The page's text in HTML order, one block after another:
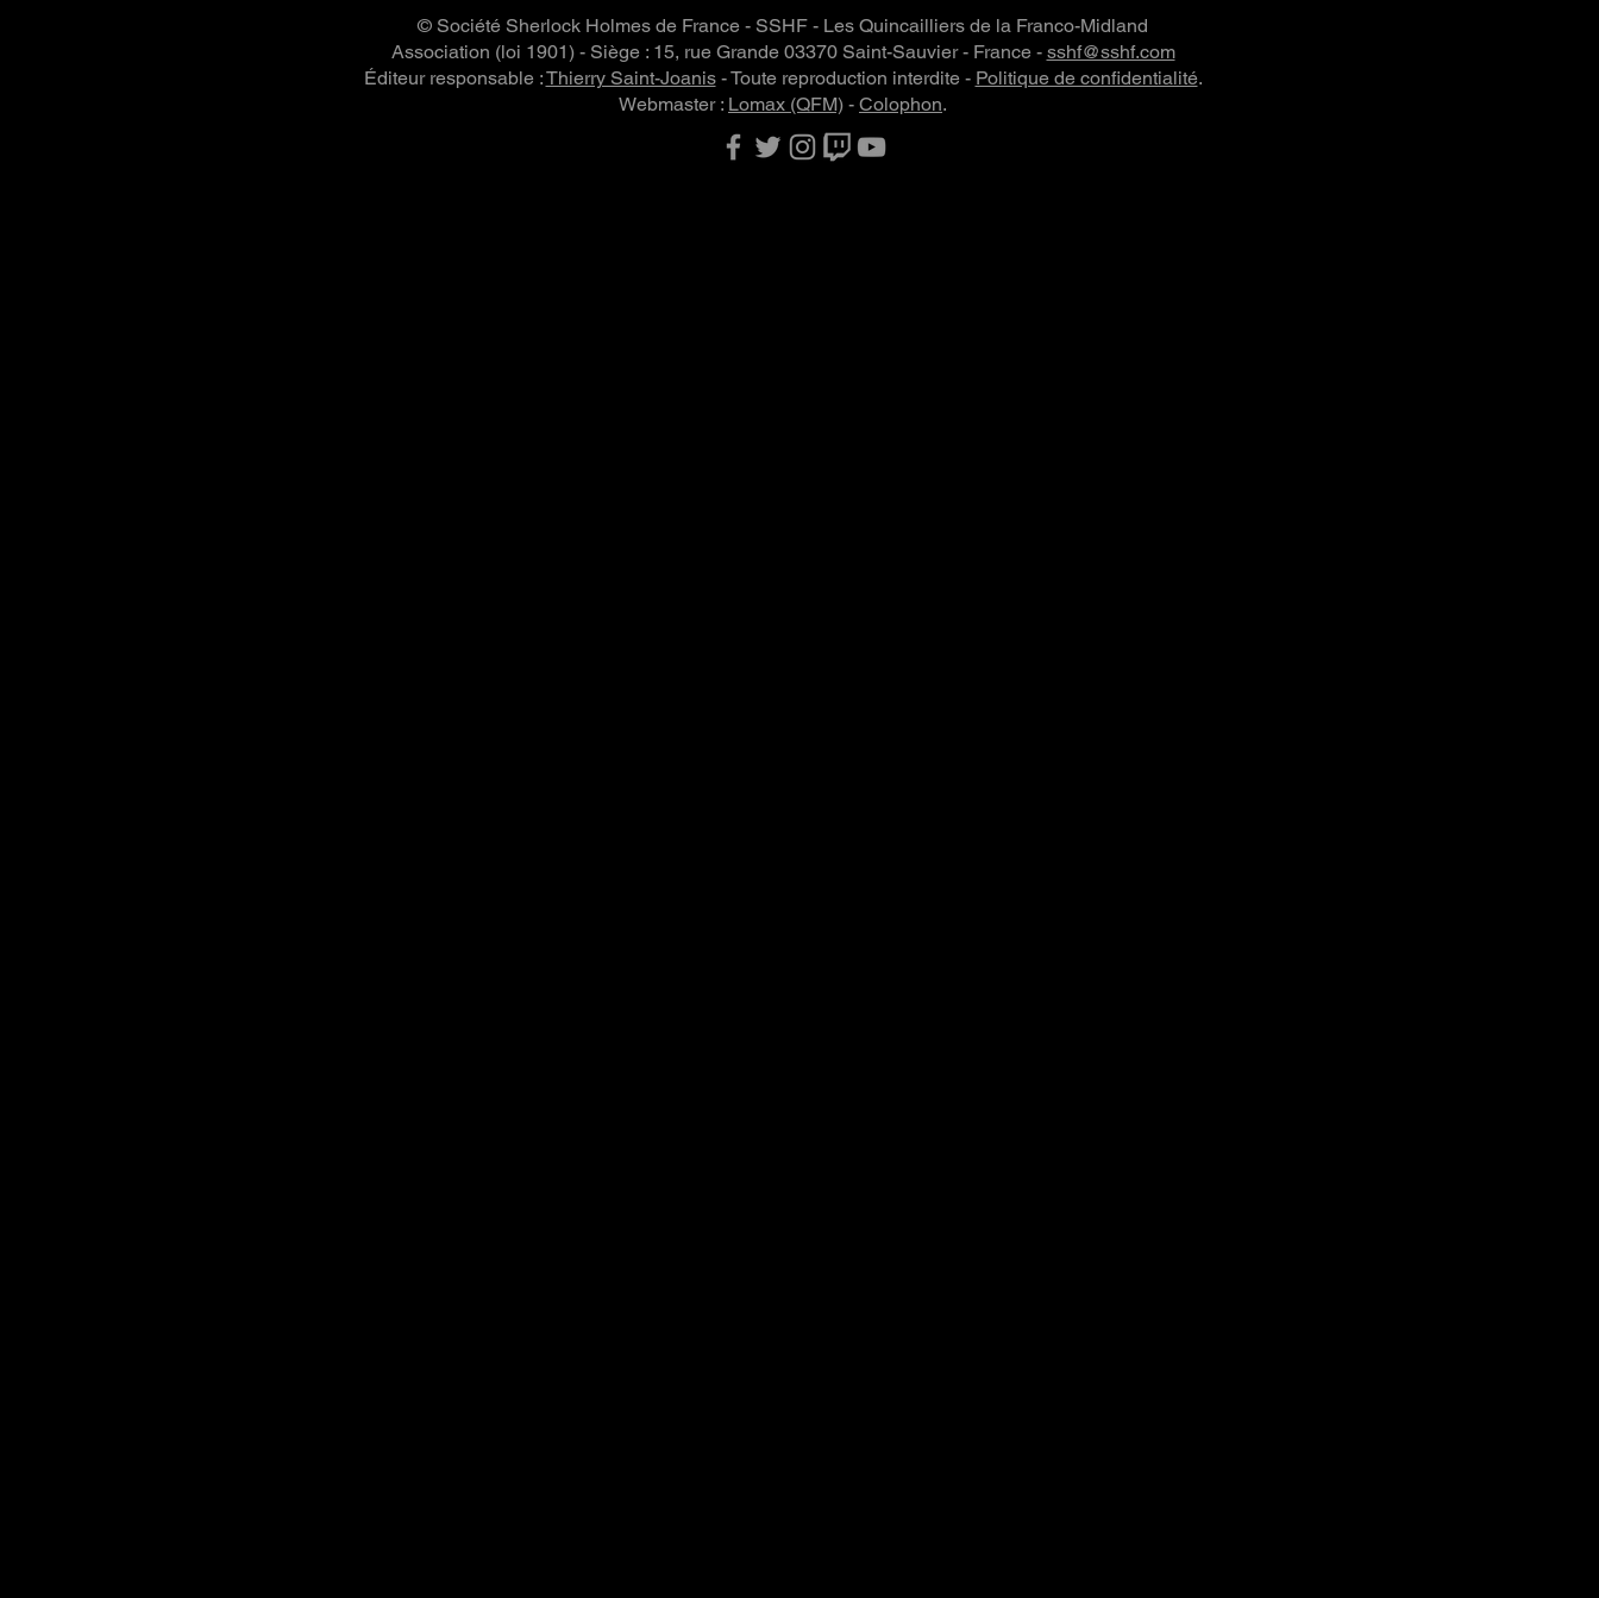
© Société Sherlock Holmes de France - SSHF - Les Quincailliers de la Franco-Midland
Association (loi 1901) - Siège : 15, rue Grande 03370 Saint-Sauvier - France - sshf@sshf.com
Éditeur responsable :Thierry Saint-Joanis- Toute reproduction interdite - Politique de confidentialité.
Webmaster : Lomax (QFM) - Colophon.